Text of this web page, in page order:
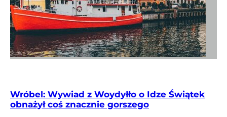
Wróbel: Wywiad z Woydyłło o Idze Świątek
obnażył coś znacznie gorszego